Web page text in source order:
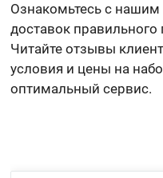
Ознакомьтесь с
доставок
Читайте отзывы
условия и цены на
оптимальный сервис.